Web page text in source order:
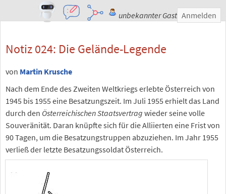
unbekannter Gast Anmelden
Notiz 024: Die Gelände-Legende
von Martin Krusche
Nach dem Ende des Zweiten Weltkriegs erlebte Österreich von
1945 bis 1955 eine Besatzungszeit. Im Juli 1955 erhielt das Land
durch den Österreichischen Staatsvertrag wieder seine volle
Souveränität. Daran knüpfte sich für die Alliierten eine Frist von
90 Tagen, um die Besatzungstruppen abzuziehen. Im Jahr 1955
verließ der letzte Besatzungssoldat Österreich.